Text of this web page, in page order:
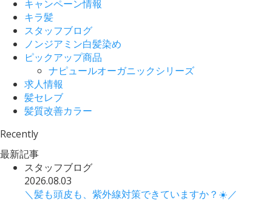
キャンペーン情報
キラ髪
スタッフブログ
ノンジアミン白髪染め
ピックアップ商品
ナピュールオーガニックシリーズ
求人情報
髪セレブ
髪質改善カラー
Recently
最新記事
スタッフブログ
2026.08.03
＼髪も頭皮も、紫外線対策できていますか？☀️／